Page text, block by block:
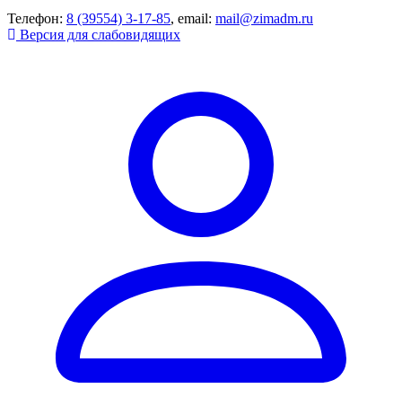
Телефон: 8 (39554) 3-17-85, email: mail@zimadm.ru
Версия для слабовидящих